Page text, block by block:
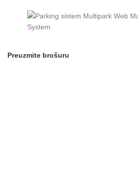
Preuzmite brošuru